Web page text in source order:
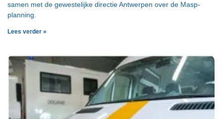
samen met de gewestelijke directie Antwerpen over de Masp-
planning.
Lees verder »